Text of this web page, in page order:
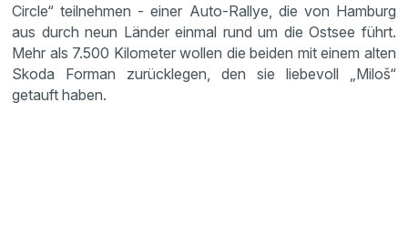
Circle“ teilnehmen - einer Auto-Rallye, die von Hamburg
aus durch neun Länder einmal rund um die Ostsee führt.
Mehr als 7.500 Kilometer wollen die beiden mit einem alten
Skoda Forman zurücklegen, den sie liebevoll „Miloš“
getauft haben.